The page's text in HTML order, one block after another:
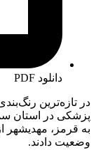
دانلود PDF
در تازه‌ترین
پزشکی در استان
به قرمز، مهدیشهر
وضعیت دادند.